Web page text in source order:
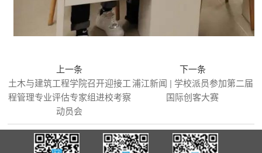
上一条
土木与建筑工程学院召开迎接工
程管理专业评估专家组进校考察
动员会
下一条
浦江新闻 | 学校派员参加第二届
国际创客大赛